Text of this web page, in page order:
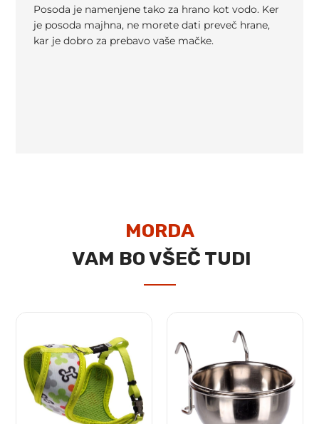
Posoda je namenjene tako za hrano kot vodo. Ker
je posoda majhna, ne morete dati preveč hrane,
kar je dobro za prebavo vaše mačke.
MORDA
VAM BO VŠEČ TUDI